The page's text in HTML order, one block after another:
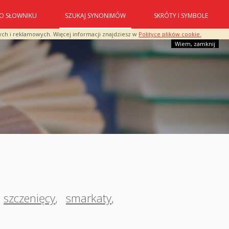
i reklamowych. Więcej informacji znajdziesz w Polityce plików cookie.
Wiem, zamknij
O SŁOWNIKU SZUKAJ SYNONIMÓW SKRÓTY I SYMBOLE
szczenięcy, smarkaty,